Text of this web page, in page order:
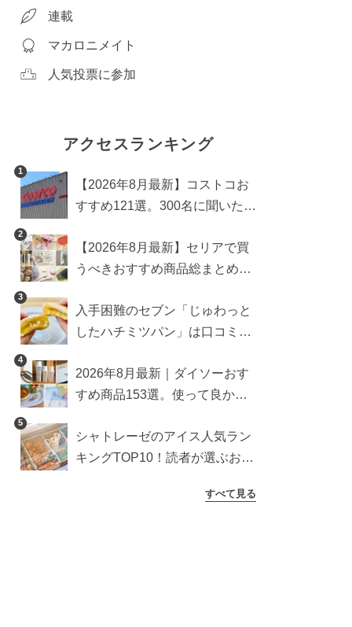
連載
マカロニメイト
人気投票に参加
アクセスランキング
1
【2026年8月最新】コストコお
すすめ121選。300名に聞いた買
め商品も
2
【2026年8月最新】セリアで買
うべきおすすめ商品総まとめ。
3
入手困難のセブン「じゅわっと
したハチミツパン」は口コミ通
検証
4
2026年8月最新｜ダイソーおす
すめ商品153選。使って良かっ
5
シャトレーゼのアイス人気ラン
キングTOP10！読者が選ぶおす
すべて見る